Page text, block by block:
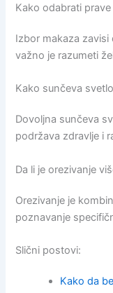
Kako odabrati
Izbor makaza zavisi
važno je razumeti
Kako sunčeva
Dovoljna sunčeva
podržava zdravlje i
Da li je orezivanje
Orezivanje je
poznavanje
Slični postovi:
Kako da